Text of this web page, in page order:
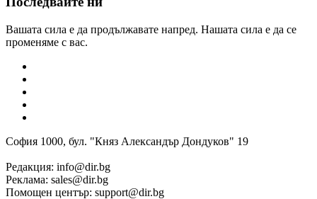
Вашата сила е да продължавате напред. Нашата сила е да се
променяме с вас.
София 1000, бул. "Княз Александър Дондуков" 19
Редакция: info@dir.bg
Реклама: sales@dir.bg
Помощен център: support@dir.bg